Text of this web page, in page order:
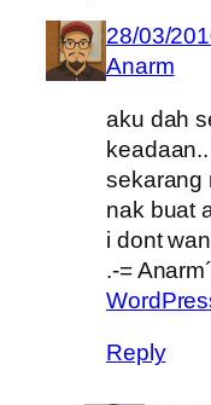
28/03/
Anarm
aku dah
keadaan..
sekarang
nak buat
i dont
.-=
Reply